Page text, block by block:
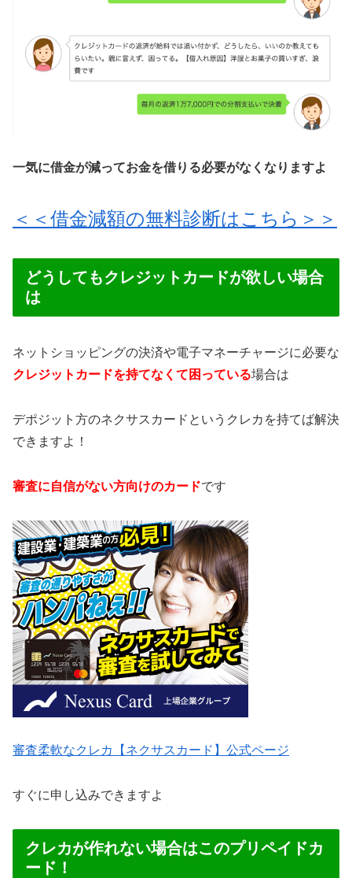
一気に借金が減ってお金を借りる必要がなくなりますよ
＜＜借金減額の無料診断はこちら＞＞
どうしてもクレジットカードが欲しい場合
は
ネットショッピングの決済や電子マネーチャージに必要な
クレジットカードを持てなくて困っている場合は
デポジット方のネクサスカードというクレカを持てば解決
できますよ！
審査に自信がない方向けのカードです
審査柔軟なクレカ【ネクサスカード】公式ページ
すぐに申し込みできますよ
クレカが作れない場合はこのプリペイドカ
ード！